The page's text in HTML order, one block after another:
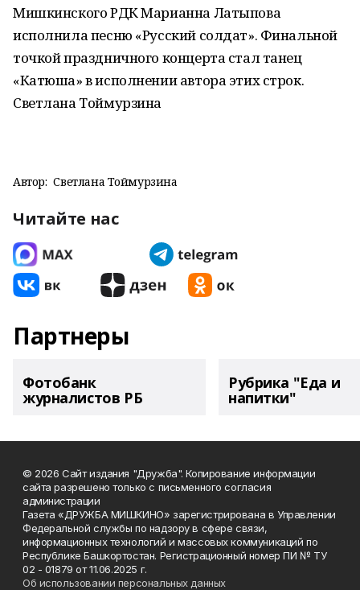
Мишкинского РДК Марианна Латыпова
исполнила песню «Русский солдат». Финальной
точкой праздничного концерта стал танец
«Катюша» в исполнении автора этих строк.
Светлана Тоймурзина
Автор: Светлана Тоймурзина
Читайте нас
Партнеры
Фотобанк
журналистов РБ
Рубрика "Еда и
напитки"
© 2026 Сайт издания "Дружба". Копирование информации
сайта разрешено только с письменного согласия
администрации
Газета «ДРУЖБА МИШКИНО» зарегистрирована в Управлении
Федеральной службы по надзору в сфере связи,
информационных технологий и массовых коммуникаций по
Республике Башкортостан. Регистрационный номер ПИ № ТУ
02 - 01879 от 11.06.2025 г.
Об использовании персональных данных